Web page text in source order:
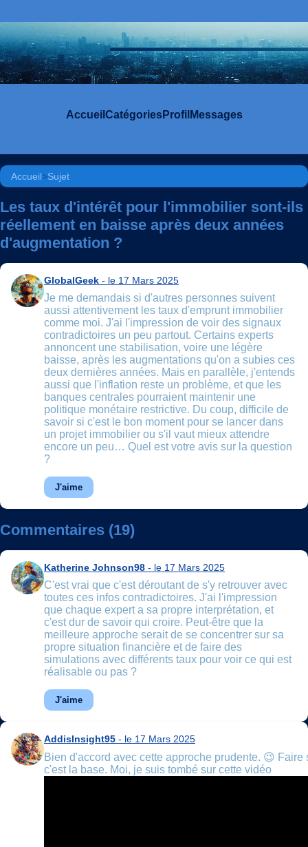
Accueil CatégoriesProfil Messages
Accueil>Sujet
Les taux d'intérêt pour l'immobilier sont-ils
réellement en baisse après deux années
d'augmentation ?
GlobalGeek - le 17 Mars 2025
Je me demandais si d'autres personnes suivent
aussi attentivement les taux d'emprunt immobilier
comme moi. J'ai l'impression de voir des signaux
contradictoires un peu partout. Certains experts
annoncent une stabilisation, voire une légère
baisse, après les augmentations qu'on a subies ces
deux dernières années. Mais en parallèle, j'entends
aussi que l'inflation reste un problème, et que les
banques centrales pourraient maintenir une
politique monétaire restrictive. Du coup, difficile de
savoir si c'est le bon moment pour se lancer dans
un projet immobilier ou s'il vaut mieux attendre
encore un peu… Quel est votre avis sur la question
?
J'aime
Commentaires (19)
Katherine Johnson98 - le 17 Mars 2025
C'est vrai que c'est déroutant de s'y retrouver avec
toutes ces infos contradictoires. J'ai l'impression
que chaque expert a sa propre interprétation, et
c'est dur de savoir qui croire. Peut-être que la
meilleure approche serait de se concentrer sur sa
propre situation financière et de faire des
simulations avec différents taux pour voir ce qui est
réalisable ou pas ?
J'aime
AddisInsight95 - le 17 Mars 2025
Bien d'accord avec cette approche prudente. 😉
c'est la base. Moi, je suis tombé sur cette vidéo